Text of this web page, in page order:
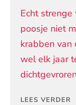
Echt
poosje niet
krabben van
wel elk jaar
LEES VERDER